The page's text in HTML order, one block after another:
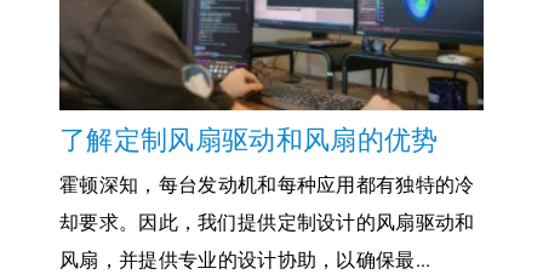
了解定制风扇驱动和风扇的优势
霍顿深知，每台发动机和每种应用都有独特的冷
却要求。因此，我们提供定制设计的风扇驱动和
风扇，并提供专业的设计协助，以确保最...